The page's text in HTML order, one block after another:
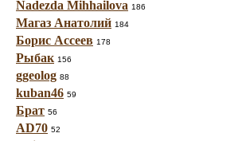
Nadezda Mihhailova 186
Магаз Анатолий 184
Борис Ассеев 178
Рыбак 156
ggeolog 88
kuban46 59
Брат 56
AD70 52